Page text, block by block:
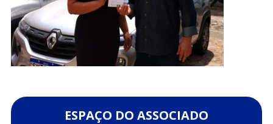
ESPAÇO DO ASSOCIADO